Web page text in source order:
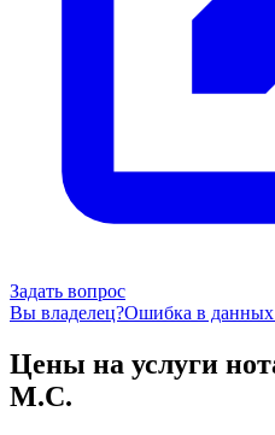
Задать вопрос
Вы владелец?Ошибка в данных
Цены на услуги
М.С.